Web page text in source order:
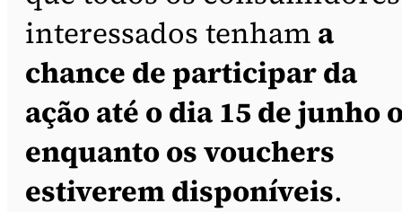
interessados tenham a
chance de participar da
ação até o dia 15 de junho
enquanto os vouchers
estiverem disponíveis.